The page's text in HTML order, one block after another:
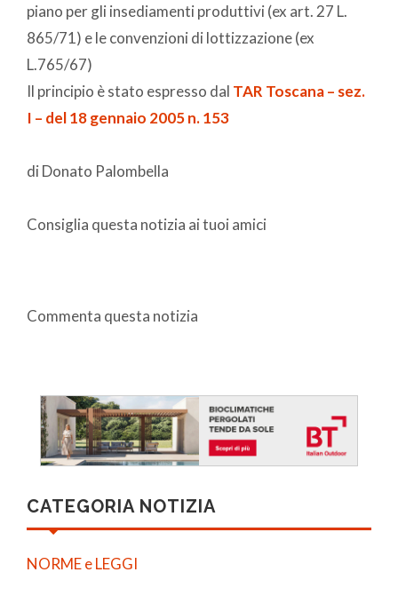
piano per gli insediamenti produttivi (ex art. 27 L.
865/71) e le convenzioni di lottizzazione (ex
L.765/67)
Il principio è stato espresso dal TAR Toscana – sez.
I – del 18 gennaio 2005 n. 153
di Donato Palombella
Consiglia questa notizia ai tuoi amici
Commenta questa notizia
CATEGORIA NOTIZIA
NORME e LEGGI